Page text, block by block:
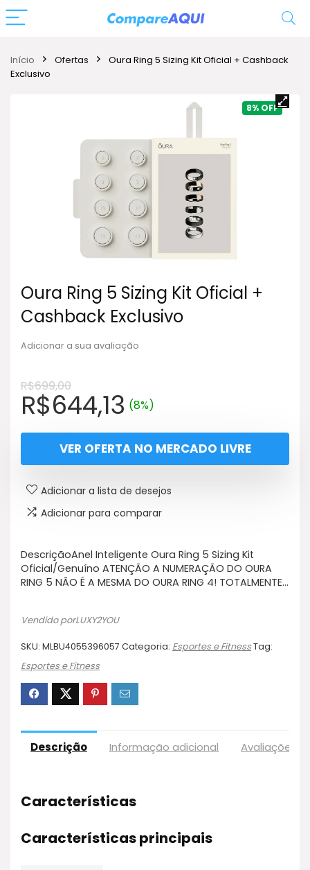
Início Ofertas
Oura Ring 5 Sizing Kit Oficial + Cashback
Exclusivo
8%
Oura Ring 5 Sizing Kit Oficial +
Cashback Exclusivo
Adicionar a sua avaliação
R$699,00
O
preço
original
era:
R$699,00.
R$644,13O
preço
atual
é:
R$644,13.
(8%)
VER OFERTA NO MERCADO LIVRE
Adicionar a lista de desejos
Adicionar para comparar
DescriçãoAnel Inteligente Oura Ring 5 Sizing Kit
Oficial/Genuíno ATENÇÃO A NUMERAÇÃO DO OURA
RING 5 NÃO É A MESMA DO OURA RING 4! TOTALMENTE…
Vendido porLUXY2YOU
SKU: MLBU4055396057 Categoria: Esportes e FitnessTag:
Esportes e Fitness
Descrição Informação adicional Avaliações
Características
Características principais